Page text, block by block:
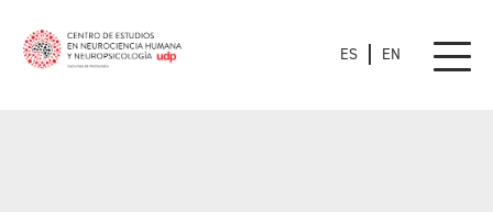
ES EN